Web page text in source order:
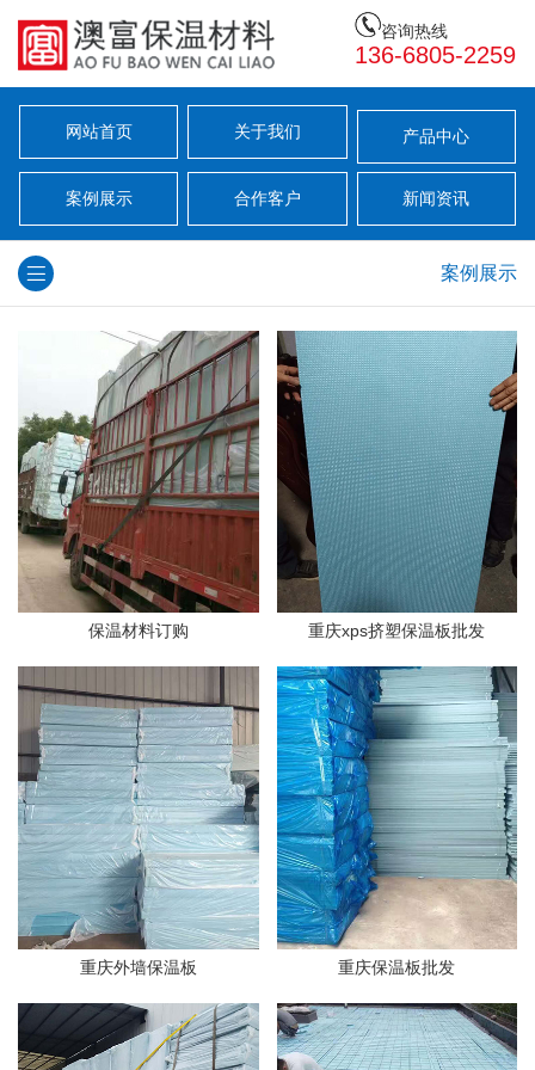
咨询热线
136-6805-2259
网站首页 关于我们 产品中心
案例展示 合作客户 新闻资讯
案例展示
保温材料订购 重庆xps挤塑保温板批发
重庆外墙保温板 重庆保温板批发